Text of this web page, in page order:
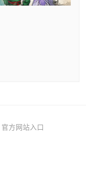
方网站入口